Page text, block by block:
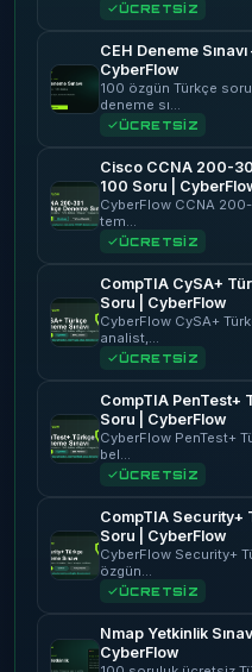
ÜCRETSİZ
CEH Deneme
CyberFlow
100 özgün Türkçe
deneme sı…
ÜCRETSİZ
Cisco CCNA 200-
100 Soru |
CyberFlow CCNA
tem…
ÜCRETSİZ
CompTIA CySA+
Soru | CyberFlow
CyberFlow CySA+
analist,…
ÜCRETSİZ
CompTIA PenTest+
Soru | CyberFlow
CyberFlow PenTest+
bel…
ÜCRETSİZ
CompTIA Security+
Soru | CyberFlow
CyberFlow Security+
özgün…
ÜCRETSİZ
Nmap Yetkinlik
CyberFlow